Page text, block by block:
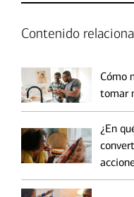
Contenido
Cómo
tomar
¿En